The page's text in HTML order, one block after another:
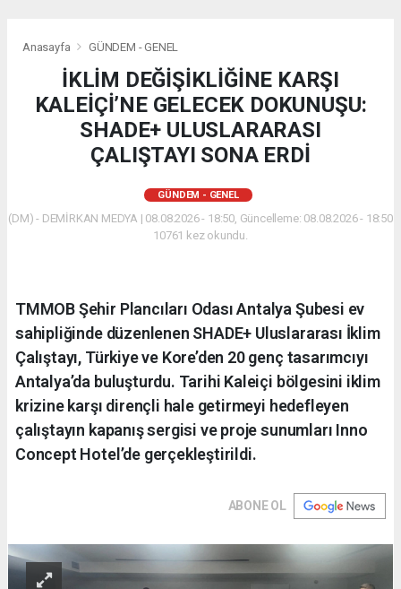
Anasayfa GÜNDEM - GENEL
İKLİM DEĞİŞİKLİĞİNE KARŞI
KALEİÇİ’NE GELECEK DOKUNUŞU:
SHADE+ ULUSLARARASI
ÇALIŞTAYI SONA ERDİ
GÜNDEM - GENEL
(DM) - DEMİRKAN MEDYA | 08.08.2026 - 18:50, Güncelleme: 08.08.2026 - 18:50
10761 kez okundu.
​TMMOB Şehir Plancıları Odası Antalya Şubesi ev
sahipliğinde düzenlenen SHADE+ Uluslararası İklim
Çalıştayı, Türkiye ve Kore’den 20 genç tasarımcıyı
Antalya’da buluşturdu. Tarihi Kaleiçi bölgesini iklim
krizine karşı dirençli hale getirmeyi hedefleyen
çalıştayın kapanış sergisi ve proje sunumları Inno
Concept Hotel’de gerçekleştirildi.
ABONE OL